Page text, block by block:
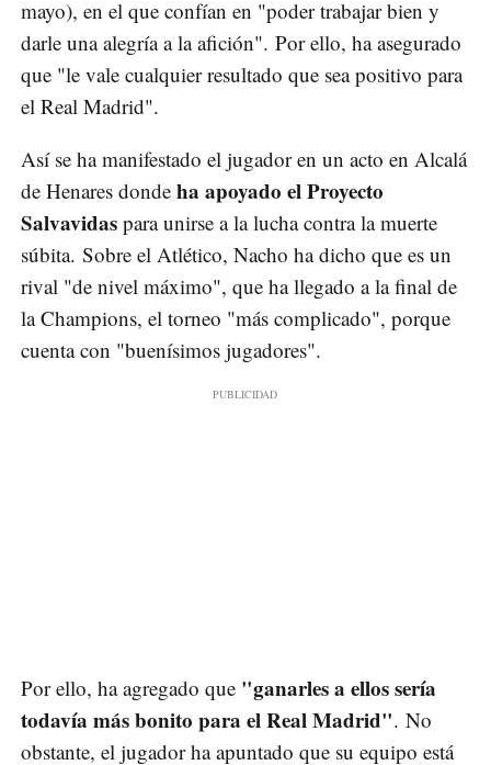
mayo), en el que confían en "poder trabajar bien y
darle una alegría a la afición". Por ello, ha asegurado
que "le vale cualquier resultado que sea positivo para
el Real Madrid".
Así se ha manifestado el jugador en un acto en Alcalá
de Henares donde ha apoyado el Proyecto
Salvavidas para unirse a la lucha contra la muerte
súbita. Sobre el Atlético, Nacho ha dicho que es un
rival "de nivel máximo", que ha llegado a la final de
la Champions, el torneo "más complicado", porque
cuenta con "buenísimos jugadores".
Por ello, ha agregado que "ganarles a ellos sería
todavía más bonito para el Real Madrid". No
obstante, el jugador ha apuntado que su equipo está